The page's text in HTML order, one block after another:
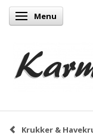
Skifte navigation
Menu
Krukker &